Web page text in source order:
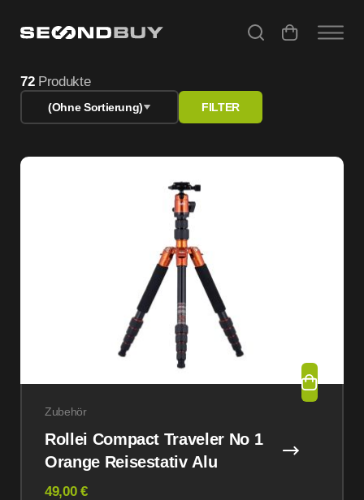
72Produkte
(Ohne Sortierung) FILTER
Zubehör
Rollei Compact Traveler No 1
Orange Reisestativ Alu
49,00 €